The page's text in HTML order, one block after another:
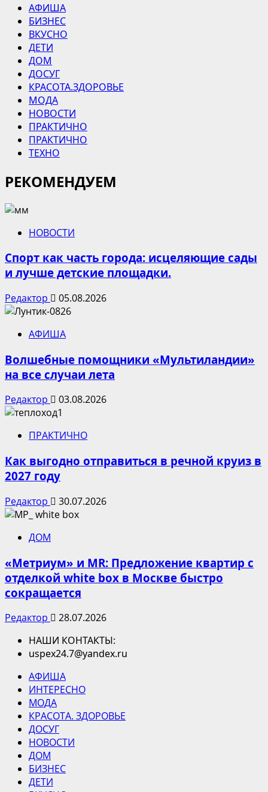
АФИША
БИЗНЕС
ВКУСНО
ДЕТИ
ДОМ
ДОСУГ
КРАСОТА.ЗДОРОВЬЕ
МОДА
НОВОСТИ
ПРАКТИЧНО
ПРАКТИЧНО
ТЕХНО
РЕКОМЕНДУЕМ
НОВОСТИ
Спорт как часть города: исцеляющие сады
и лучше детские площадки.
Редактор 05.08.2026
АФИША
Волшебные помощники «Мультиландии»
на все случаи лета
Редактор 03.08.2026
ПРАКТИЧНО
Как выгодно отправиться в речной круиз в
2027 году
Редактор 30.07.2026
ДОМ
«Метриум» и MR: Предложение квартир с
отделкой white box в Москве быстро
сокращается
Редактор
28.07.2026
НАШИ КОНТАКТЫ:
uspex24.7@yandex.ru
АФИША
ИНТЕРЕСНО
МОДА
КРАСОТА. ЗДОРОВЬЕ
ДОСУГ
НОВОСТИ
ДОМ
БИЗНЕС
ДЕТИ